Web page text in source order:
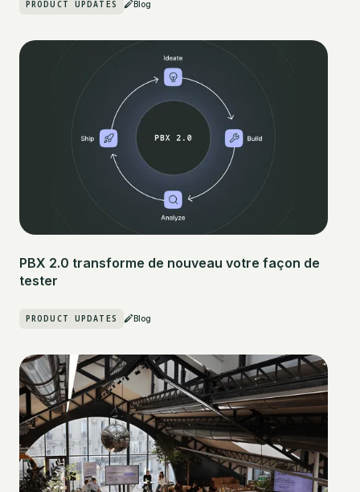
PRODUCT UPDATES Blog
PBX 2.0 transforme de nouveau votre façon de
tester
PRODUCT UPDATES Blog